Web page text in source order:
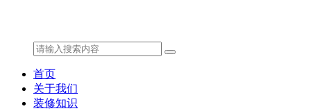
首页
关于我们
装修知识